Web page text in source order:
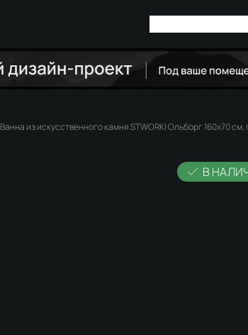
Ванна из искусственного камня STWORKI Ольборг 160x70
В